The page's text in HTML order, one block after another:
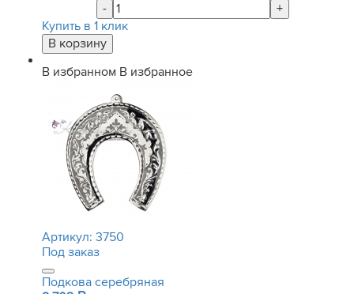
-
+
Купить в 1 клик
В избранном В избранное
Артикул: 3750
Под заказ
Подкова серебряная